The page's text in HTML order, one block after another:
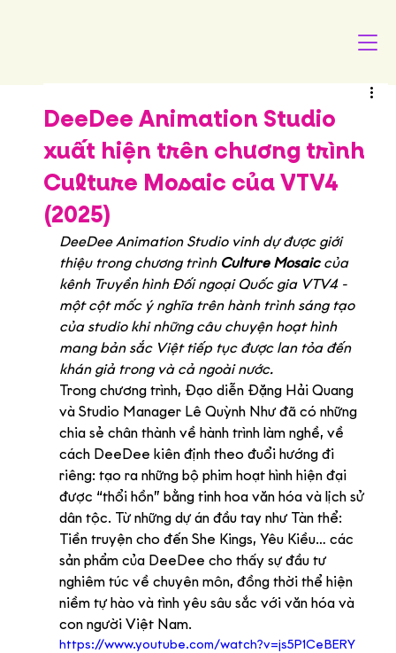
DeeDee Animation Studio
xuất hiện trên chương trình
Culture Mosaic của VTV4
(2025)
DeeDee Animation Studio vinh dự được giới
thiệu trong chương trình Culture Mosaic của
kênh Truyền hình Đối ngoại Quốc gia VTV4 -
một cột mốc ý nghĩa trên hành trình sáng tạo
của studio khi những câu chuyện hoạt hình
mang bản sắc Việt tiếp tục được lan tỏa đến
khán giả trong và cả ngoài nước.
Trong chương trình, Đạo diễn Đặng Hải Quang
và Studio Manager Lê Quỳnh Như đã có những
chia sẻ chân thành về hành trình làm nghề, về
cách DeeDee kiên định theo đuổi hướng đi
riêng: tạo ra những bộ phim hoạt hình hiện đại
được “thổi hồn” bằng tinh hoa văn hóa và lịch sử
dân tộc. Từ những dự án đầu tay như Tàn thể:
Tiền truyện cho đến She Kings, Yêu Kiều… các
sản phẩm của DeeDee cho thấy sự đầu tư
nghiêm túc về chuyên môn, đồng thời thể hiện
niềm tự hào và tình yêu sâu sắc với văn hóa và
con người Việt Nam.
https://www.youtube.com/watch?v=js5P1CeBERY